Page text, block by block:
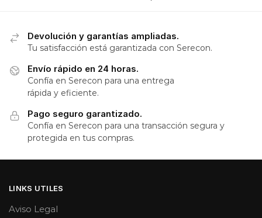
Devolución y garantías ampliadas.
Tu satisfacción está garantizada con Serecon.
Envío rápido en 24 horas.
Confía en Serecon para una entrega
rápida y eficiente.
Pago seguro garantizado.
Confía en Serecon para una transacción segura y
protegida en tus compras.
LINKS UTILES
Aviso Legal